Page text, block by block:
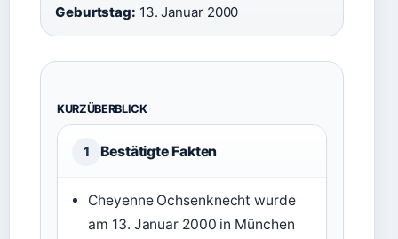
Geburtstag: 13. Januar 2000
KURZÜBERBLICK
1 Bestätigte Fakten
Cheyenne Ochsenknecht wurde
am 13. Januar 2000 in München